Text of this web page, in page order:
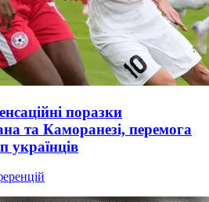
поразки
та Каморанезі, перемога
українців